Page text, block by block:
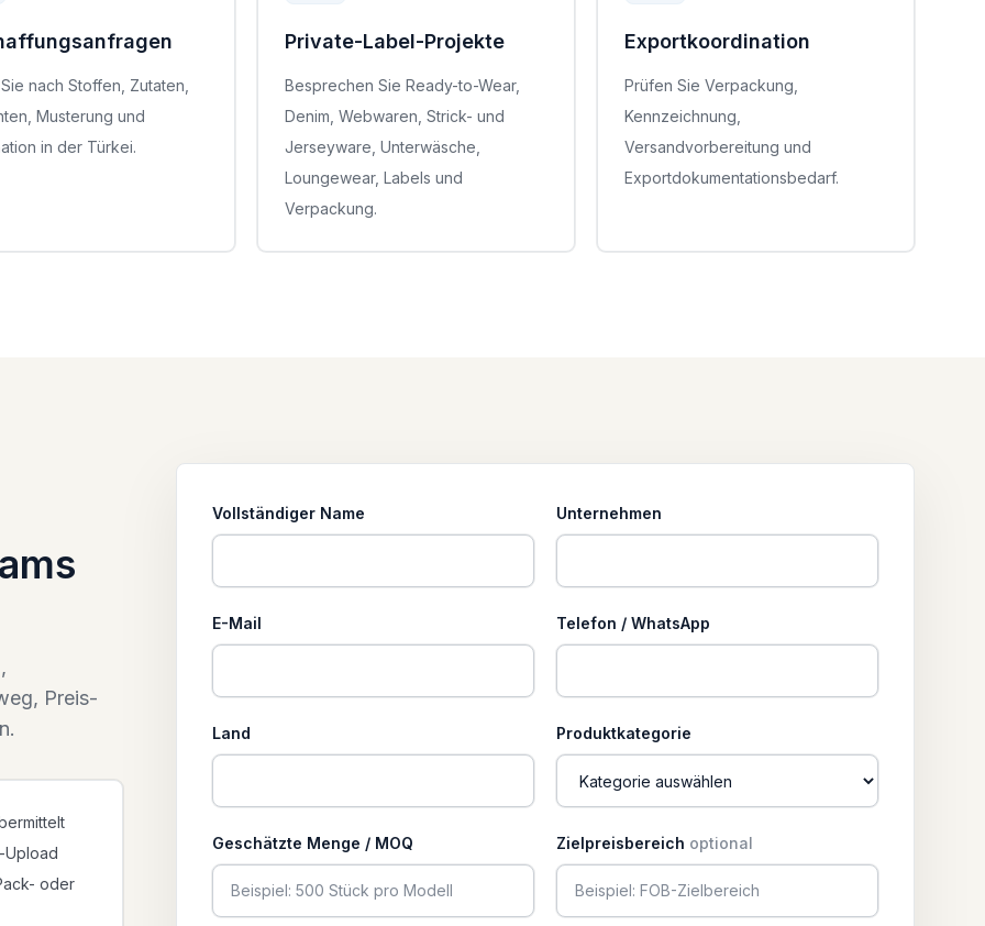
nach Stoffen, Zutaten,
Musterung und
in der Türkei.
Private-Label-Projekte
Besprechen Sie Ready-to-Wear,
Denim, Webwaren, Strick- und
Jerseyware, Unterwäsche,
Loungewear, Labels und
Verpackung.
Exportkoordination
Prüfen Sie Verpackung,
Kennzeichnung,
Versandvorbereitung und
Exportdokumentationsbedarf.
Preis-
Upload
oder
Vollständiger Name Unternehmen
E-Mail Telefon / WhatsApp
Land Produktkategorie
Geschätzte Menge / MOQ Zielpreisbereich optional